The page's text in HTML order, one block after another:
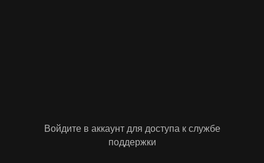
Войдите в аккаунт для доступа к службе
поддержки